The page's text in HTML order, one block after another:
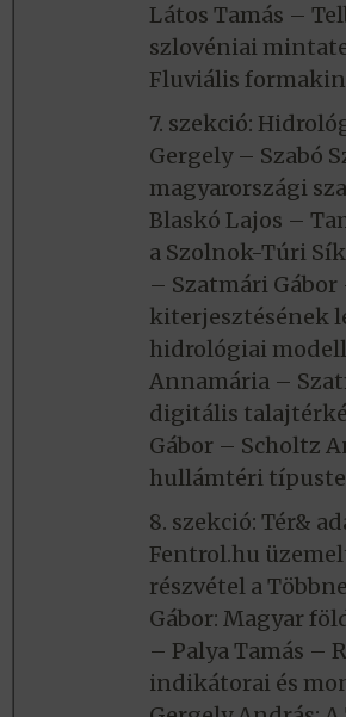
Látos Tamás –
szlovéniai
Fluviális
7. szekció:
Gergely – Szabó
magyarországi
Blaskó Lajos –
a Szolnok-Túri
– Szatmári
kiterjesztésének
hidrológiai
Annamária –
digitális
Gábor – Scholtz
hullámtéri
8. szekció: Tér&
Fentrol.hu
részvétel a
Gábor: Magyar
– Palya Tamás –
indikátorai és